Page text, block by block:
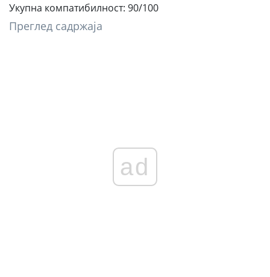
Укупна компатибилност: 90/100
Преглед садржаја
ad